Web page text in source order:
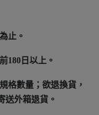
止。
180日以上。
格數量；欲退換貨，
送外箱退貨。